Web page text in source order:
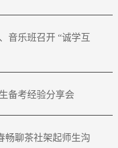
音乐班召开 “诚学互
备考经验分享会
畅聊茶社架起师生沟